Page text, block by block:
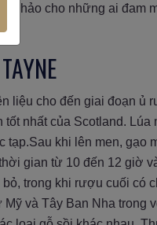
hảo cho những ai đam
liệu cho đến giai đoạn ủ
nhất của Scotland. Lúa
tạp.Sau khi lên men, gạo
gian từ 10 đến 12 giờ
trong khi rượu cuối có
và Tây Ban Nha trong